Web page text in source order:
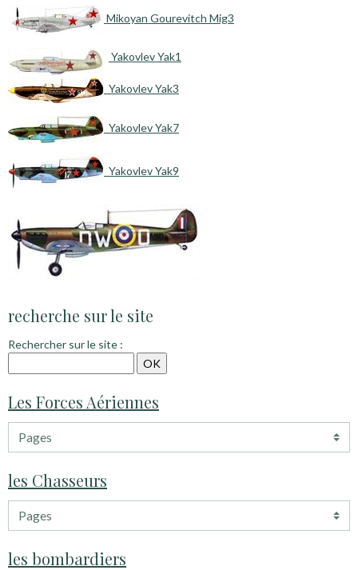
Mikoyan Gourevitch Mig3
Yakovlev Yak1
Yakovlev Yak3
Yakovlev Yak7
Yakovlev Yak9
recherche sur le site
Rechercher sur le site :
Les Forces Aériennes
les Chasseurs
les bombardiers